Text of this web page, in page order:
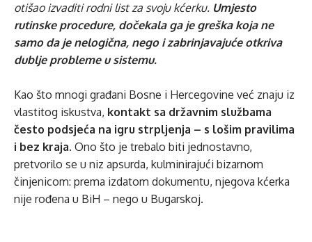
otišao izvaditi rodni list za svoju kćerku. Umjesto
rutinske procedure, dočekala ga je greška koja ne
samo da je nelogična, nego i zabrinjavajuće otkriva
dublje probleme u sistemu.
Kao što mnogi građani Bosne i Hercegovine već znaju iz
vlastitog iskustva, kontakt sa državnim službama
često podsjeća na igru strpljenja – s lošim pravilima
i bez kraja. Ono što je trebalo biti jednostavno,
pretvorilo se u niz apsurda, kulminirajući bizarnom
činjenicom: prema izdatom dokumentu, njegova kćerka
nije rođena u BiH – nego u Bugarskoj.